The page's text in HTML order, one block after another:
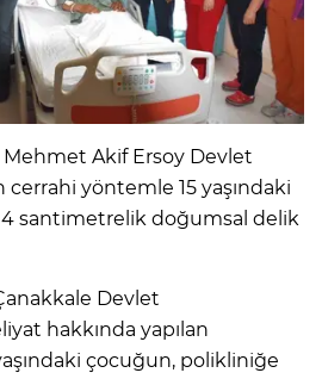
Mehmet Akif Ersoy Devlet
yöntemle 15 yaşındaki
santimetrelik doğumsal delik
Devlet
hakkında yapılan
çocuğun, polikliniğe